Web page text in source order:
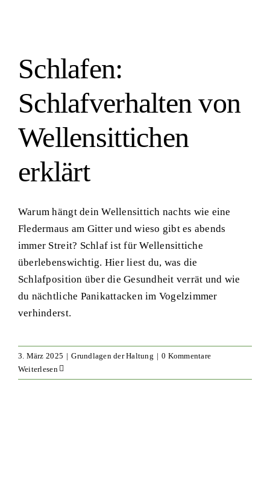
Schlafen:
Schlafverhalten von
Wellensittichen
erklärt
Warum hängt dein Wellensittich nachts wie eine
Fledermaus am Gitter und wieso gibt es abends
immer Streit? Schlaf ist für Wellensittiche
überlebenswichtig. Hier liest du, was die
Schlafposition über die Gesundheit verrät und wie
du nächtliche Panikattacken im Vogelzimmer
verhinderst.
3. März 2025 | Grundlagen der Haltung | 0 Kommentare
Weiterlesen